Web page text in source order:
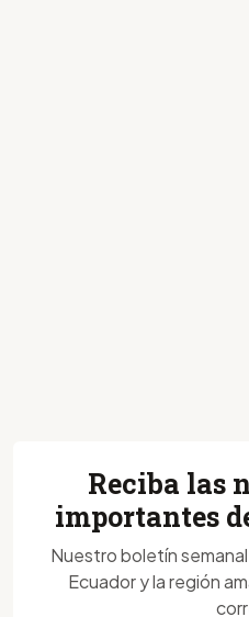
Reciba las
importantes
Nuestro boletín
Ecuador y la región